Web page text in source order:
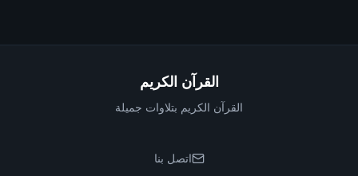
القرآن الكريم
القرآن الكريم بتلاوات جميلة
اتصل بنا